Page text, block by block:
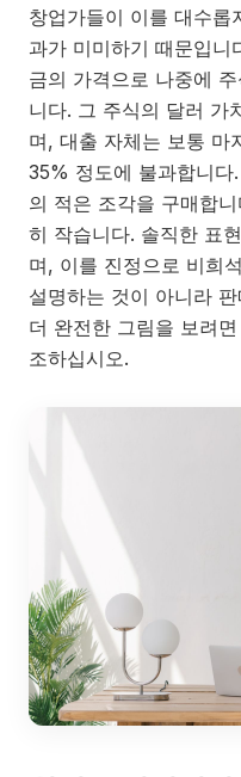
창업가들이 이를 대수롭
과가 미미하기 때문입니
금의 가격으로 나중에
니다. 그 주식의 달러 가
며, 대출 자체는 보통 마
35% 정도에 불과합니
의 적은 조각을 구매합
히 작습니다. 솔직한 표
며, 이를 진정으로 비희
설명하는 것이 아니라
더 완전한 그림을 보려면
조하십시오.